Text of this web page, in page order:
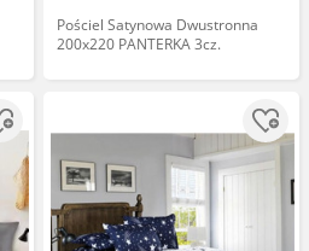
Pościel Satynowa Dwustronna
200x220 PANTERKA 3cz.